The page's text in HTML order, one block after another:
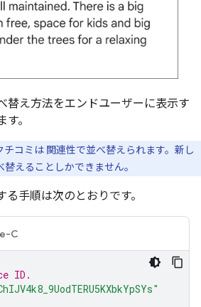
替え方法をエンドユーザーに表示す
。
チコミは 関連性で並べ替えられます。新し
えることしかできません。
手順は次のとおりです。
C
ID.